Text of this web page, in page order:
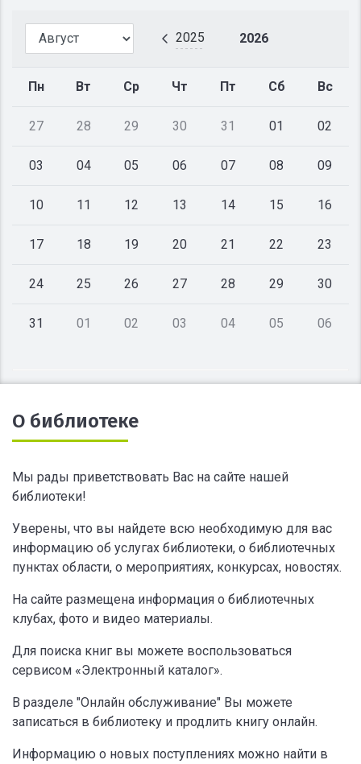
2025 2026
Пн Вт Ср Чт Пт Сб Вс
27 28 29 30 31 01 02
03 04 05 06 07 08 09
10 11 12 13 14 15 16
17 18 19 20 21 22 23
24 25 26 27 28 29 30
31 01 02 03 04 05 06
О библиотеке
Мы рады приветствовать Вас на сайте нашей
библиотеки!
Уверены, что вы найдете всю необходимую для вас
информацию об услугах библиотеки, о библиотечных
пунктах области, о мероприятиях, конкурсах, новостях.
На сайте размещена информация о библиотечных
клубах, фото и видео материалы.
Для поиска книг вы можете воспользоваться
сервисом «Электронный каталог».
В разделе "Онлайн обслуживание" Вы можете
записаться в библиотеку и продлить книгу онлайн.
Информацию о новых поступлениях можно найти в